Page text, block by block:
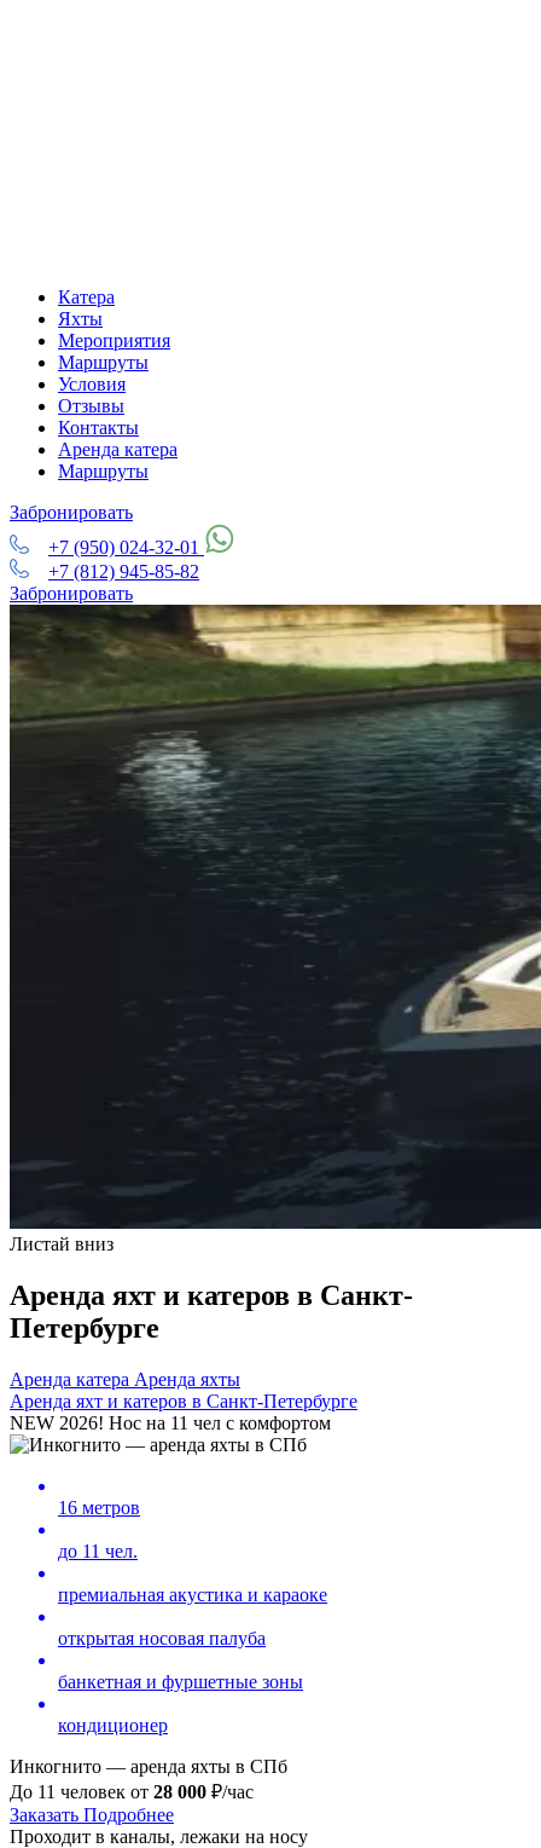
Катера
Яхты
Мероприятия
Маршруты
Условия
Отзывы
Контакты
Аренда катера
Маршруты
Забронировать
+7 (950) 024-32-01
+7 (812) 945-85-82
Забронировать
Листай вниз
Аренда яхт и катеров в Санкт-
Петербурге
Аренда катера Аренда яхты
Аренда яхт и катеров в Санкт-Петербурге
NEW 2026! Нос на 11 чел с комфортом
16 метров
до 11 чел.
премиальная акустика и караоке
открытая носовая палуба
банкетная и фуршетные зоны
кондиционер
Инкогнито — аренда яхты в СПб
До 11 человек от 28 000 ₽/час
Заказать Подробнее
Проходит в каналы, лежаки на носу